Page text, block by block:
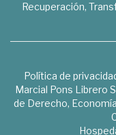
Recuperación,
Política de
Marcial Pons Librero
de Derecho,